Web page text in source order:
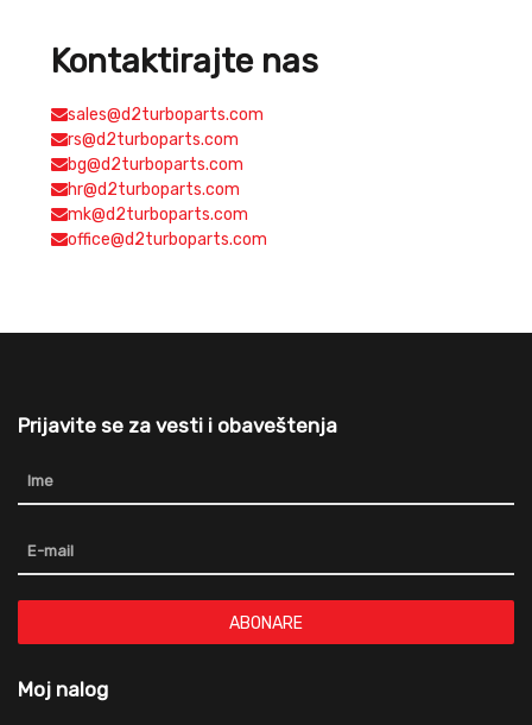
Kontaktirajte nas
sales@d2turboparts.com
rs@d2turboparts.com
bg@d2turboparts.com
hr@d2turboparts.com
mk@d2turboparts.com
office@d2turboparts.com
Prijavite se za vesti i obaveštenja
ABONARE
Moj nalog